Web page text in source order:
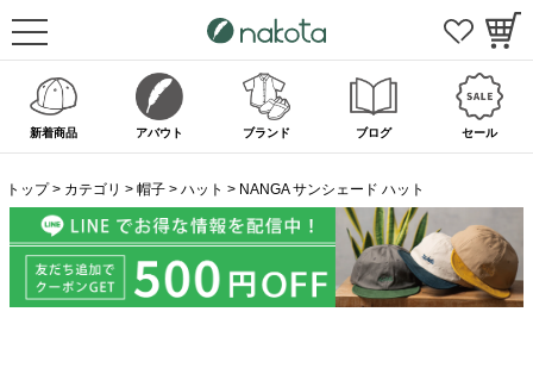
新着商品 アバウト ブランド ブログ セール
トップ カテゴリ 帽子 ハット NANGA サンシェード ハット